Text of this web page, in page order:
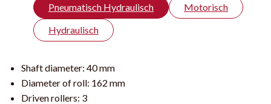
Pneumatisch Hydraulisch
Motorisch
Hydraulisch
Shaft diameter: 40 mm
Diameter of roll: 162 mm
Driven rollers: 3